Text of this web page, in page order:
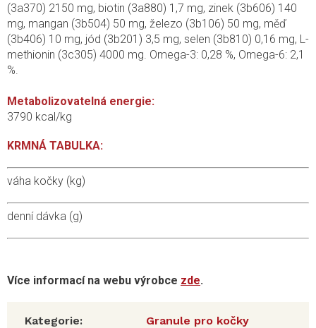
(3a370) 2150 mg, biotin (3a880) 1,7 mg, zinek (3b606) 140
mg, mangan (3b504) 50 mg, železo (3b106) 50 mg, měď
(3b406) 10 mg, jód (3b201) 3,5 mg, selen (3b810) 0,16 mg, L-
methionin (3c305) 4000 mg. Omega-3: 0,28 %, Omega-6: 2,1
%.
Metabolizovatelná energie:
3790 kcal/kg
KRMNÁ TABULKA:
váha kočky (kg)
denní dávka (g)
Více informací na webu výrobce zde.
Kategorie: Granule pro kočky